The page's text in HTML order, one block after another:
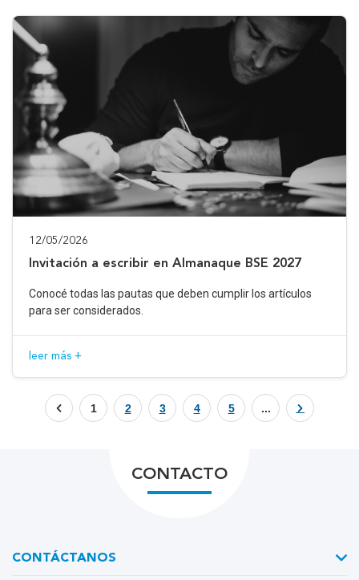
12/05/2026
Invitación a escribir en Almanaque BSE 2027
Conocé todas las pautas que deben cumplir los artículos
para ser considerados.
leer más +
1 2 3 4 5 ...
CONTACTO
CONTÁCTANOS